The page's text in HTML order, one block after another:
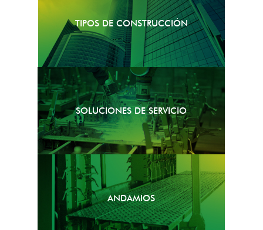
TIPOS DE CONSTRUCCIÓN
SOLUCIONES DE SERVICIO
ANDAMIOS